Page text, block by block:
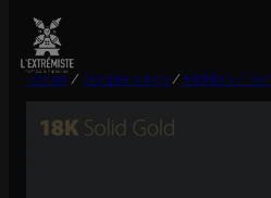
naar
de
inhoud
Home /Oorpiercings / Hidden /